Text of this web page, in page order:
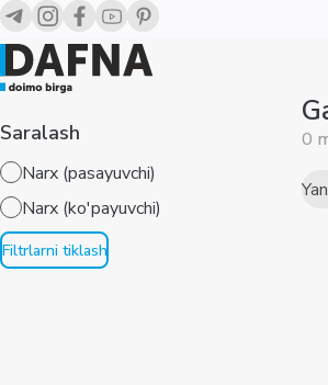
Saralash
Narx (pasayuvchi)
Narx (ko'payuvchi)
Filtrlarni tiklash
0